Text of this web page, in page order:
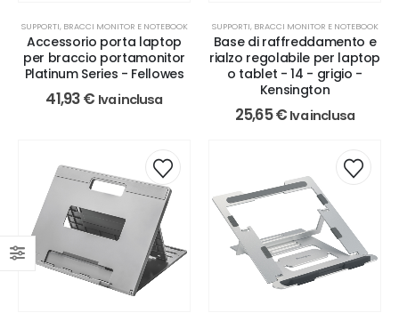
SUPPORTI, BRACCI MONITOR E NOTEBOOK
Accessorio porta laptop
per braccio portamonitor
Platinum Series - Fellowes
41,93€ Iva inclusa
SUPPORTI, BRACCI MONITOR E NOTEBOOK
Base di raffreddamento e
rialzo regolabile per laptop
o tablet - 14 - grigio -
Kensington
25,65€ Iva inclusa